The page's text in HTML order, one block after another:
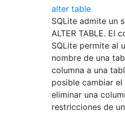
alter table
SQLite admite un
ALTER TABLE. El
SQLite permite al
nombre de una
columna a una
posible cambiar
eliminar una
restricciones de